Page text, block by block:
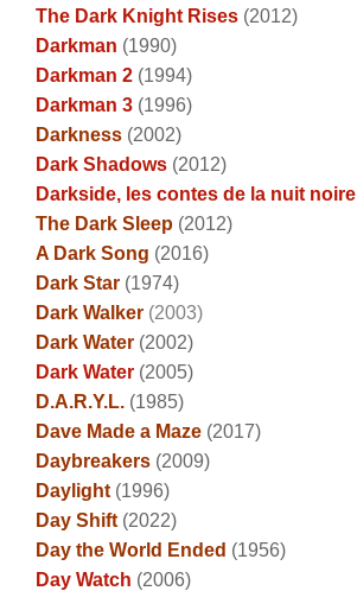
The Dark Knight Rises (2012)
Darkman (1990)
Darkman 2 (1994)
Darkman 3 (1996)
Darkness (2002)
Dark Shadows (2012)
Darkside, les contes de la nuit noire
The Dark Sleep (2012)
A Dark Song (2016)
Dark Star (1974)
Dark Walker (2003)
Dark Water (2002)
Dark Water (2005)
D.A.R.Y.L. (1985)
Dave Made a Maze (2017)
Daybreakers (2009)
Daylight (1996)
Day Shift (2022)
Day the World Ended (1956)
Day Watch (2006)